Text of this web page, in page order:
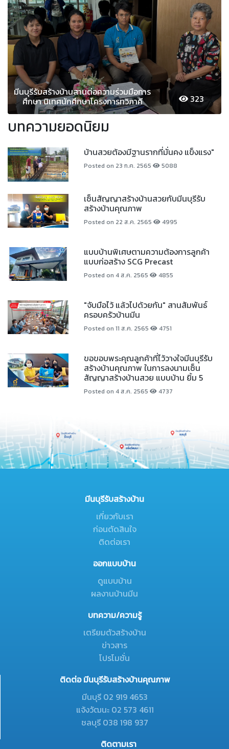
มีนบุรีรับสร้างบ้านสานต่อความร่วมมือการ
ศึกษา นิเทศนักศึกษาโครงการทวิภาคี 323
บทความยอดนิยม
บ้านสวยต้องมีฐานรากที่มั่นคง แข็งแรง"
Posted on 23 ก.ค. 2565 5088
เซ็นสัญญาสร้างบ้านสวยกับมีนบุรีรับ
สร้างบ้านคุณภาพ
Posted on 22 ส.ค. 2565 4995
แบบบ้านพิเศษตามความต้องการลูกค้า
แบบก่อสร้าง SCG Precast
Posted on 4 ส.ค. 2565 4855
"จับมือไว้ แล้วไปด้วยกัน" สานสัมพันธ์
ครอบครัวบ้านมีน
Posted on 11 ส.ค. 2565 4751
ขอขอบพระคุณลูกค้าที่ไว้วางใจมีนบุรีรับ
สร้างบ้านคุณภาพ ในการลงนามเซ็น
สัญญาสร้างบ้านสวย แบบบ้าน ยิ้ม 5
Posted on 4 ส.ค. 2565 4737
มีนบุรีรับสร้างบ้าน
เกี่ยวกับเรา
ก่อนตัดสินใจ
ติดต่อเรา
ออกแบบบ้าน
ดูแบบบ้าน
ผลงานบ้านมีน
บทความ/ความรู้
เตรียมตัวสร้างบ้าน
ข่าวสาร
โปรโมชั่น
ติดต่อ มีนบุรีรับสร้างบ้านคุณภาพ
มีนบุรี 02 919 4653
แจ้งวัฒนะ 02 573 4611
ชลบุรี 038 198 937
ติดตามเรา